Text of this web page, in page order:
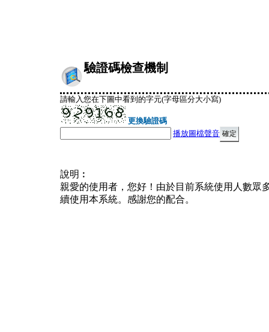
驗證碼檢查機制
請輸入您在下圖中看到的字元(字母區分大小寫)
更換驗證碼
播放圖檔聲音
說明︰
親愛的使用者，您好！由於目前系統使用人數眾
續使用本系統。感謝您的配合。